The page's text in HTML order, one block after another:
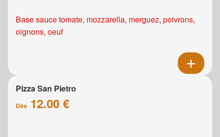
Base sauce tomate, mozzarella, merguez, poivrons,
oignons, oeuf
Pizza San Pietro
Dès 12.00 €